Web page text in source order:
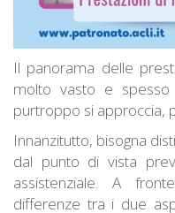
Il panorama delle
molto vasto e
purtroppo si approccia,
Innanzitutto, bisogna
dal punto di vista
assistenziale. A
differenze tra i due